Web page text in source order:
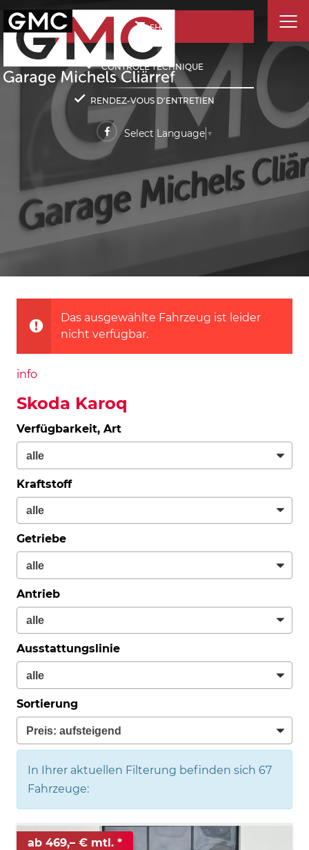
SHOP
CONTRÔLE TECHNIQUE
RENDEZ-VOUS D'ENTRETIEN
Select Language ▼
Das ausgewählte Fahrzeug ist leider
nicht verfügbar.
info
Skoda Karoq
Verfügbarkeit, Art
Kraftstoff
Getriebe
Antrieb
Ausstattungslinie
Sortierung
In Ihrer aktuellen Filterung befinden sich 67
Fahrzeuge:
ab 469,– € mtl.